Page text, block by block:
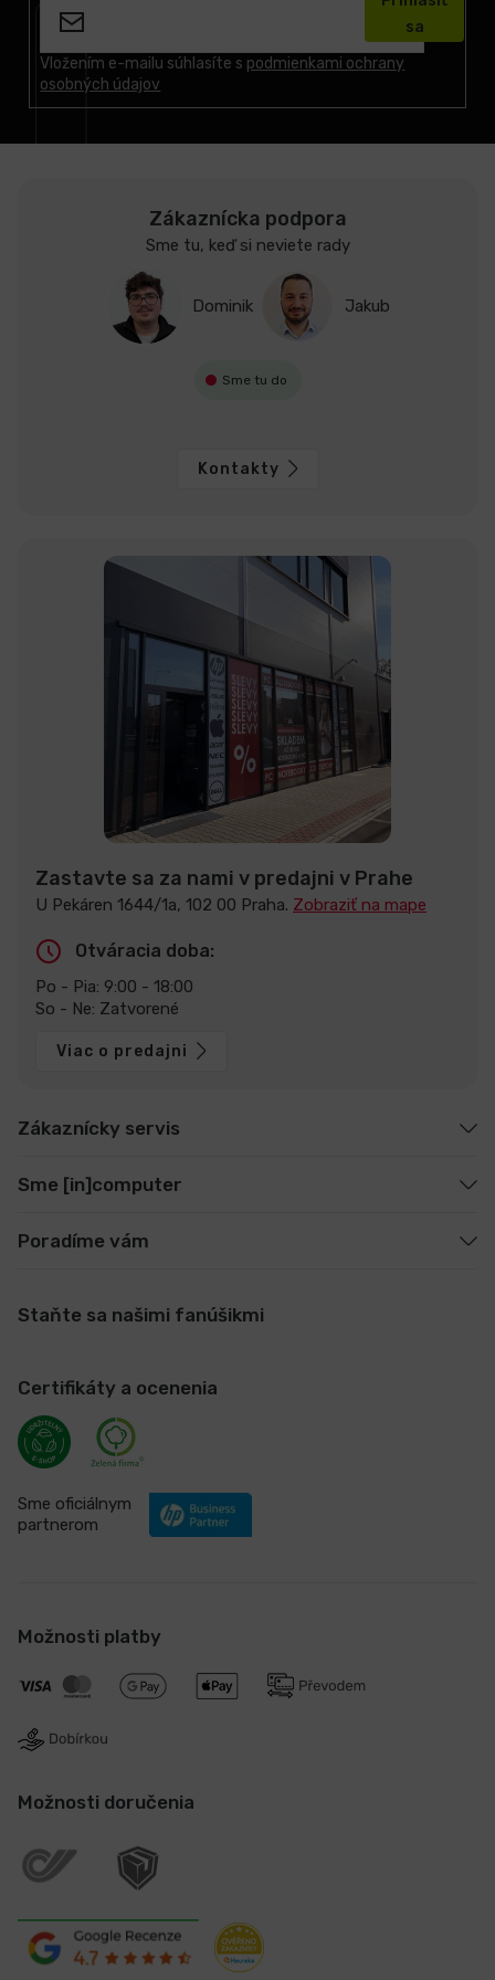
Vložením e-mailu súhlasíte s podmienkami ochrany
osobných údajov
sa
Zákaznícka podpora
Sme tu, keď si neviete rady
Dominik Jakub
Sme tu do
Kontakty
Zastavte sa za nami v predajni v Prahe
U Pekáren 1644/1a, 102 00 Praha. Zobraziť na mape
Otváracia doba:
Po - Pia: 9:00 - 18:00
So - Ne: Zatvorené
Viac o predajni
Zákaznícky servis
Sme [in]computer
Poradíme vám
Staňte sa našimi fanúšikmi
Certifikáty a ocenenia
Sme oficiálnym
partnerom
Možnosti platby
Možnosti doručenia